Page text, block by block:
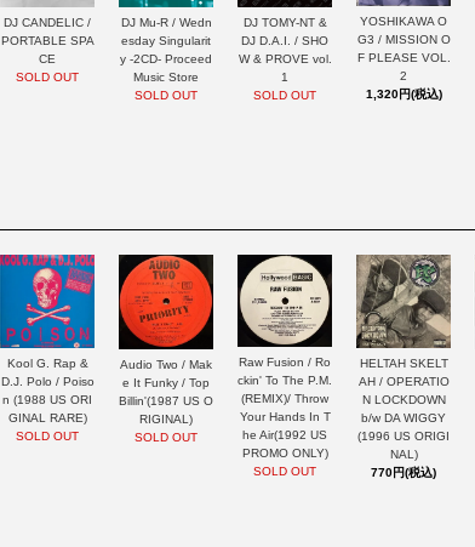
DJ CANDELIC /
PORTABLE SPA
CE
SOLD OUT
DJ Mu-R / Wedn
esday Singularit
y -2CD- Proceed
Music Store
SOLD OUT
DJ TOMY-NT &
DJ D.A.I. / SHO
W & PROVE vol.
1
SOLD OUT
YOSHIKAWA O
G3 / MISSION O
F PLEASE VOL.
2
1,320円(税込)
Kool G. Rap &
D.J. Polo / Poiso
n (1988 US ORI
GINAL RARE)
SOLD OUT
Audio Two / Mak
e It Funky / Top
Billin'(1987 US O
RIGINAL)
SOLD OUT
Raw Fusion / Ro
ckin' To The P.M.
(REMIX)/ Throw
Your Hands In T
he Air(1992 US
PROMO ONLY)
SOLD OUT
HELTAH SKELT
AH / OPERATIO
N LOCKDOWN
b/w DA WIGGY
(1996 US ORIGI
NAL)
770円(税込)